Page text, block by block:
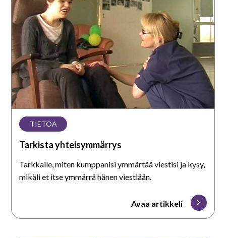
TIETOA
Tarkista yhteisymmärrys
Tarkkaile, miten kumppanisi ymmärtää viestisi ja kysy,
mikäli et itse ymmärrä hänen viestiään.
Avaa artikkeli